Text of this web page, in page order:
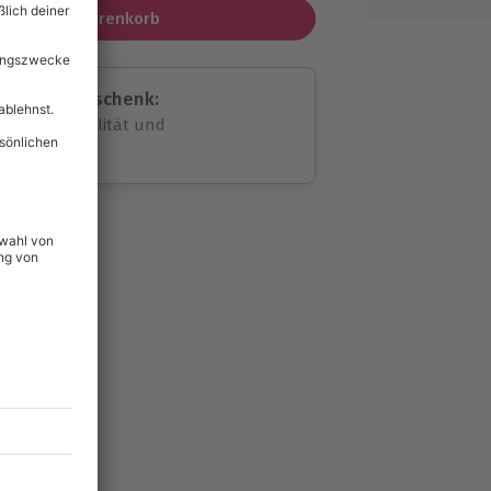
In den Warenkorb
Geschenk:
volle Flexibilität und